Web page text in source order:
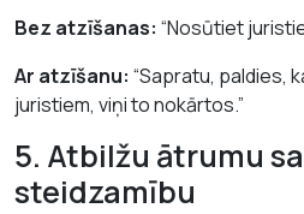
Bez atzīšanas: “Nosūtiet
Ar atzīšanu: “Sapratu, paldies,
juristiem, viņi to nokārtos.”
5. Atbilžu ātrumu
steidzamību